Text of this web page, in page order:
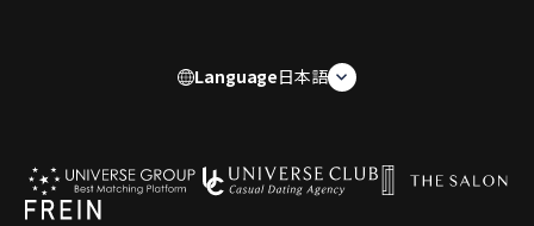
Language日本語